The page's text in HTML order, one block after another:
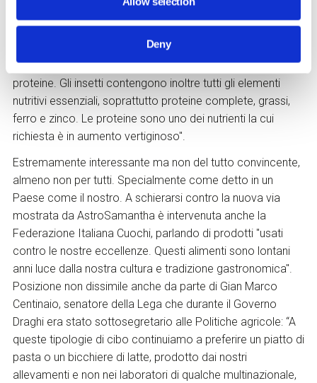
Deny
serra. Sono facilmente collocabili all’interno di un sistema
di economia circolare, dove fungono da veri e propri
trasformatori di scarti alimentari in nuove preziose
proteine. Gli insetti contengono inoltre tutti gli elementi
nutritivi essenziali, soprattutto proteine complete, grassi,
ferro e zinco. Le proteine sono uno dei nutrienti la cui
richiesta è in aumento vertiginoso".
Estremamente interessante ma non del tutto convincente,
almeno non per tutti. Specialmente come detto in un
Paese come il nostro. A schierarsi contro la nuova via
mostrata da AstroSamantha è intervenuta anche la
Federazione Italiana Cuochi, parlando di prodotti "usati
contro le nostre eccellenze. Questi alimenti sono lontani
anni luce dalla nostra cultura e tradizione gastronomica".
Posizione non dissimile anche da parte di Gian Marco
Centinaio, senatore della Lega che durante il Governo
Draghi era stato sottosegretario alle Politiche agricole: “A
queste tipologie di cibo continuiamo a preferire un piatto di
pasta o un bicchiere di latte, prodotto dai nostri
allevamenti e non nei laboratori di qualche multinazionale,